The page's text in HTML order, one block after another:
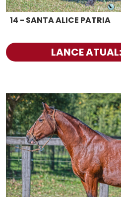
14 - SANTA ALICE PATRIA
LANCE